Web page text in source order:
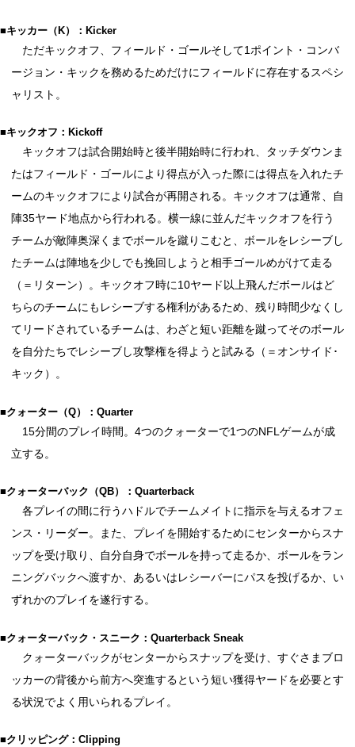
■キッカー（K）：Kicker
ただキックオフ、フィールド・ゴールそして1ポイント・コンバ
ージョン・キックを務めるためだけにフィールドに存在するスペシ
ャリスト。
■キックオフ：Kickoff
キックオフは試合開始時と後半開始時に行われ、タッチダウンま
たはフィールド・ゴールにより得点が入った際には得点を入れたチ
ームのキックオフにより試合が再開される。キックオフは通常、自
陣35ヤード地点から行われる。横一線に並んだキックオフを行う
チームが敵陣奥深くまでボールを蹴りこむと、ボールをレシーブし
たチームは陣地を少しでも挽回しようと相手ゴールめがけて走る
（＝リターン）。キックオフ時に10ヤード以上飛んだボールはど
ちらのチームにもレシーブする権利があるため、残り時間少なくし
てリードされているチームは、わざと短い距離を蹴ってそのボール
を自分たちでレシーブし攻撃権を得ようと試みる（＝オンサイド･
キック）。
■クォーター（Q）：Quarter
15分間のプレイ時間。4つのクォーターで1つのNFLゲームが成
立する。
■クォーターバック（QB）：Quarterback
各プレイの間に行うハドルでチームメイトに指示を与えるオフェ
ンス・リーダー。また、プレイを開始するためにセンターからスナ
ップを受け取り、自分自身でボールを持って走るか、ボールをラン
ニングバックへ渡すか、あるいはレシーバーにパスを投げるか、い
ずれかのプレイを遂行する。
■クォーターバック・スニーク：Quarterback Sneak
クォーターバックがセンターからスナップを受け、すぐさまブロ
ッカーの背後から前方へ突進するという短い獲得ヤードを必要とす
る状況でよく用いられるプレイ。
■クリッピング：Clipping